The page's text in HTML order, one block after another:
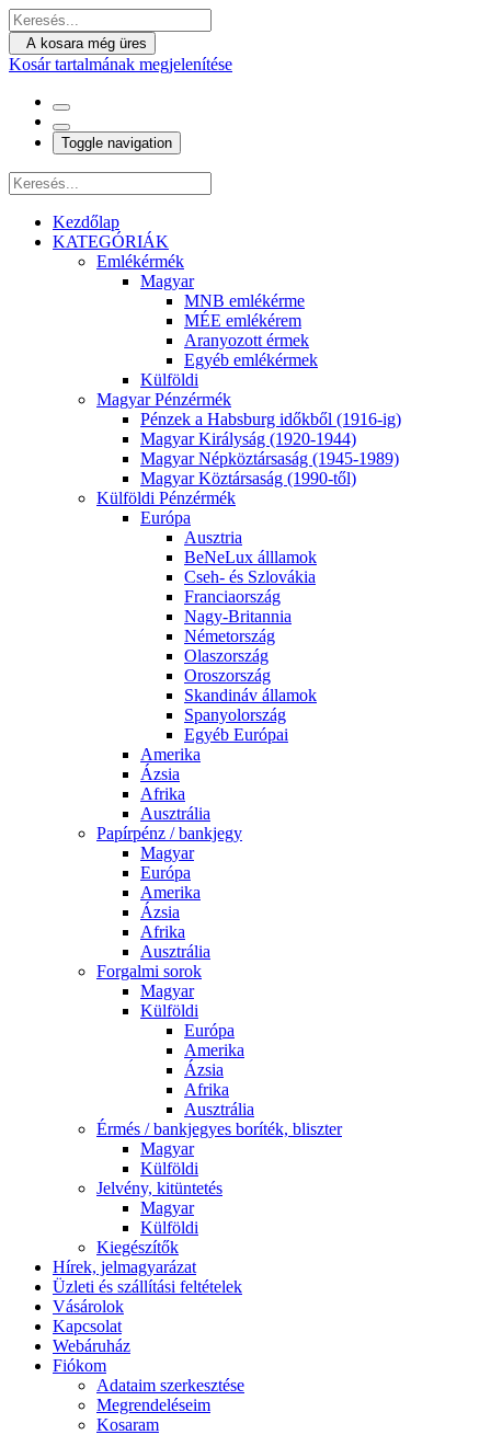
A kosara még üres
Kosár tartalmának megjelenítése
Toggle navigation
Kezdőlap
KATEGÓRIÁK
Emlékérmék
Magyar
MNB emlékérme
MÉE emlékérem
Aranyozott érmek
Egyéb emlékérmek
Külföldi
Magyar Pénzérmék
Pénzek a Habsburg időkből (1916-ig)
Magyar Királyság (1920-1944)
Magyar Népköztársaság (1945-1989)
Magyar Köztársaság (1990-től)
Külföldi Pénzérmék
Európa
Ausztria
BeNeLux álllamok
Cseh- és Szlovákia
Franciaország
Nagy-Britannia
Németország
Olaszország
Oroszország
Skandináv államok
Spanyolország
Egyéb Európai
Amerika
Ázsia
Afrika
Ausztrália
Papírpénz / bankjegy
Magyar
Európa
Amerika
Ázsia
Afrika
Ausztrália
Forgalmi sorok
Magyar
Külföldi
Európa
Amerika
Ázsia
Afrika
Ausztrália
Érmés / bankjegyes boríték, bliszter
Magyar
Külföldi
Jelvény, kitüntetés
Magyar
Külföldi
Kiegészítők
Hírek, jelmagyarázat
Üzleti és szállítási feltételek
Vásárolok
Kapcsolat
Webáruház
Fiókom
Adataim szerkesztése
Megrendeléseim
Kosaram